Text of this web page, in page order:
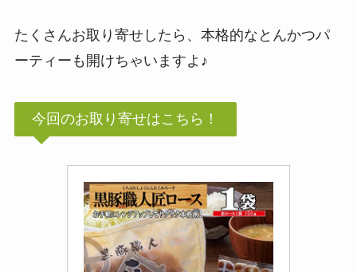
たくさんお取り寄せしたら、本格的なとんかつパ
ーティーも開けちゃいますよ♪
今回のお取り寄せはこちら！